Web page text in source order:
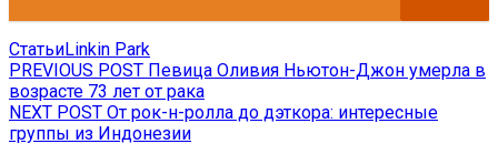
СтатьиLinkin Park
Навигация
по
записям
PREVIOUS POST Previous
post:
Певица Оливия Ньютон-Джон умерла в
возрасте 73 лет от рака
NEXT POST Next
post:
От рок-н-ролла до дэткора: интересные
группы из Индонезии